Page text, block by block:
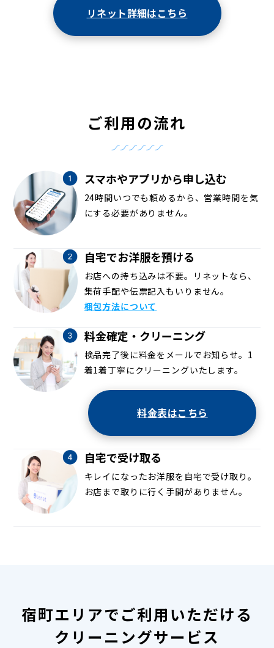
リネット詳細はこちら
ご利用の流れ
スマホやアプリから申し込む
24時間いつでも頼めるから、営業時間を気
にする必要がありません。
自宅でお洋服を預ける
お店への持ち込みは不要。リネットなら、
集荷手配や伝票記入もいりません。
梱包方法について
料金確定・クリーニング
検品完了後に料金をメールでお知らせ。1
着1着丁寧にクリーニングいたします。
料金表はこちら
自宅で受け取る
キレイになったお洋服を自宅で受け取り。
お店まで取りに行く手間がありません。
宿町エリアでご利用いただける
クリーニングサービス